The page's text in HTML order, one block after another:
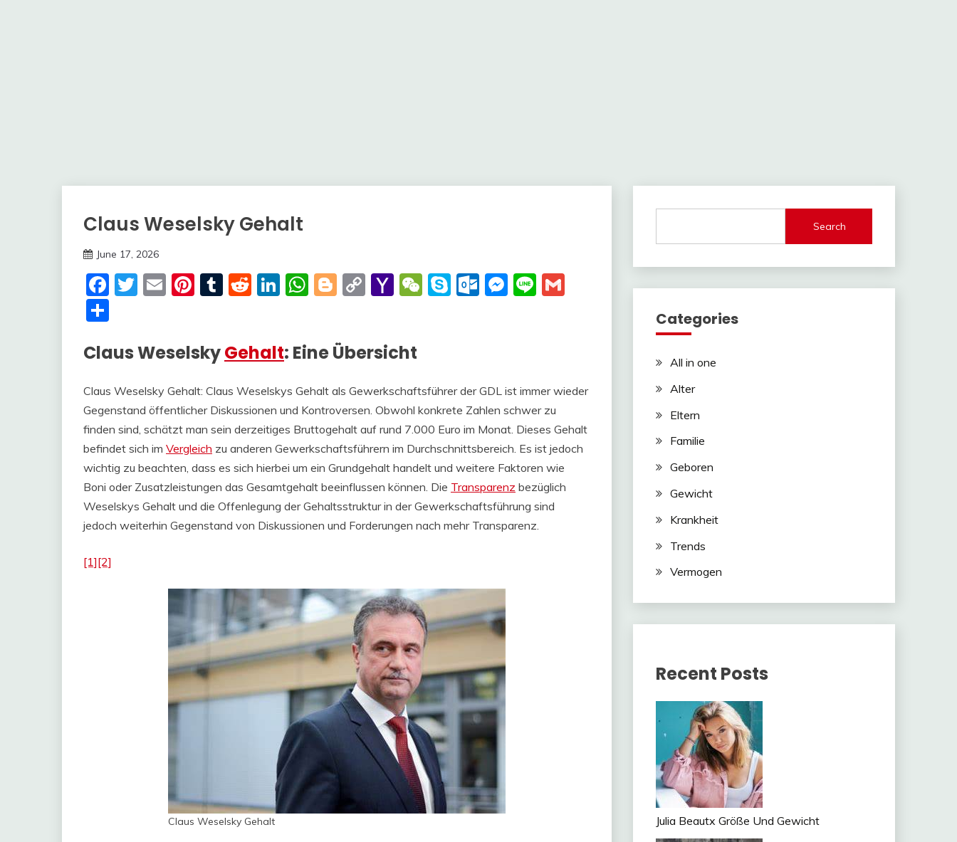
Trends
Claus Weselsky Gehalt
June 17, 2026
Facebook
Twitter
EmailPinterest
Tumblr
Reddit
LinkedIn
WhatsApp
Blogger
CopyYahoo
WeChat
SkypeOutlook.com
Messenger
Line
Claus WeselskyGehalt: Eine Übersicht
Claus Weselsky Gehalt: Claus Weselskys Gehalt als Gewerkschaftsführer der GDL ist immer wieder
Gegenstand öffentlicher Diskussionen und Kontroversen. Obwohl konkrete Zahlen schwer zu
finden sind, schätzt man sein derzeitiges Bruttogehalt auf rund 7.000 Euro im Monat. Dieses Gehalt
befindet sich im Vergleich zu anderen Gewerkschaftsführern im Durchschnittsbereich. Es ist jedoch
wichtig zu beachten, dass es sich hierbei um ein Grundgehalt handelt und weitere Faktoren wie
Boni oder Zusatzleistungen das Gesamtgehalt beeinflussen können. Die Transparenz bezüglich
Weselskys Gehalt und die Offenlegung der Gehaltsstruktur in der Gewerkschaftsführung sind
jedoch weiterhin Gegenstand von Diskussionen und Forderungen nach mehr Transparenz.
[1][2]
Claus Weselsky Gehalt
Search
Categories
All in one
Alter
Eltern
Familie
Geboren
Gewicht
Krankheit
Trends
Vermogen
Recent Posts
Julia Beautx Größe Und Gewicht